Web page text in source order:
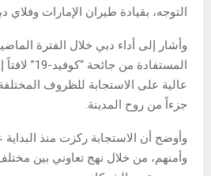
التوجه، بقيادة طيران الإمارات وفلاي
وأشار إلى أداء دبي خلال الفترة
المستفادة
عالية على الاستجابة للظروف
جزءاً من روح المدينة.
وأوضح أن الاستجابة ركزت منذ البداية
وأمنهم، من خلال نهج تعاوني بين